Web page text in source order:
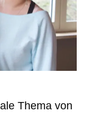
Thema von